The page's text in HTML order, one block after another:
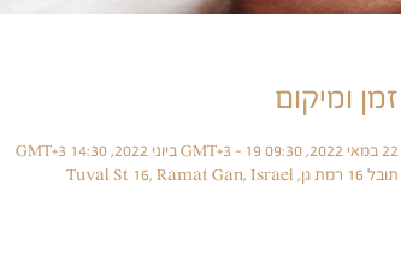
זמן ומיקום
22 במאי 2022, 09:30 GMT‎+3‎ – 19 ביוני 2022, 14:30 GMT‎+3‎
תובל 16 רמת גן, Tuval St 16, Ramat Gan, Israel